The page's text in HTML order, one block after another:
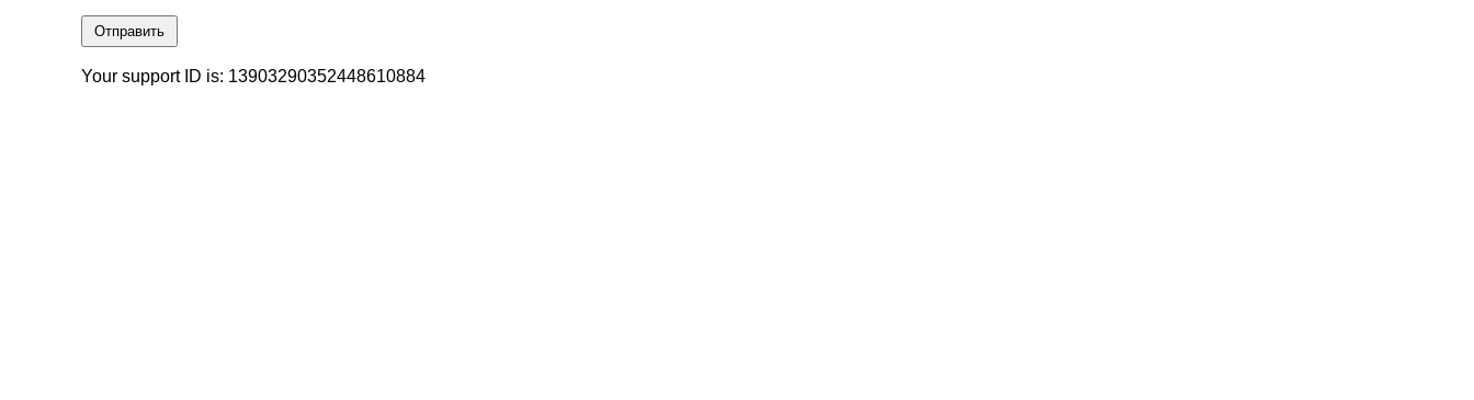
Отправить
Your support ID is: 13903290352448610884